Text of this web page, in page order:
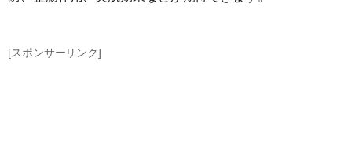
[スポンサーリンク]